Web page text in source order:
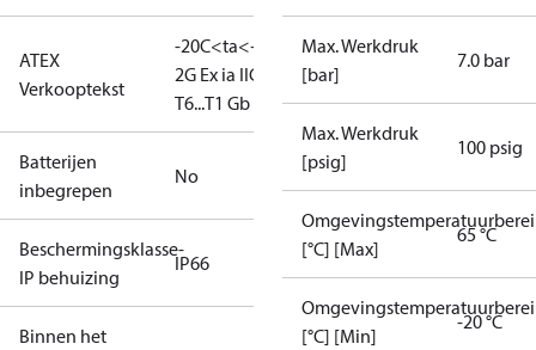
ATEX
Verkooptekst
-20C<ta<+65C
2G Ex ia IIC
T6...T1 Gb
Batterijen
inbegrepen
No
Beschermingsklasse-
IP behuizing
IP66
Binnen het
Max. Werkdruk
[bar]
7.0 bar
Max. Werkdruk
[psig]
100 psig
[°C] [Max]
65 °C
[°C] [Min]
-20 °C